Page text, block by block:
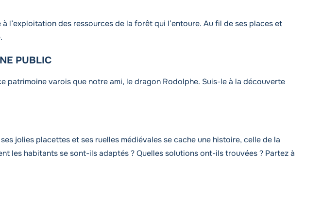
des ressources de la forêt qui l’entoure. Au fil de ses places et
PUBLIC
patrimoine varois que notre ami, le dragon Rodolphe. Suis-le à la découverte
jolies placettes et ses ruelles médiévales se cache une histoire, celle de la
les habitants se sont-ils adaptés ? Quelles solutions ont-ils trouvées ? Partez à